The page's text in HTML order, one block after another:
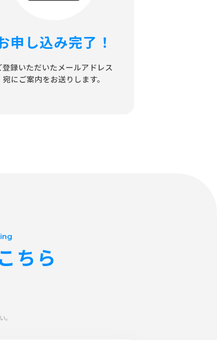
申し込み完了！
登録いただいたメールアドレス
宛にご案内をお送りします。
ちら